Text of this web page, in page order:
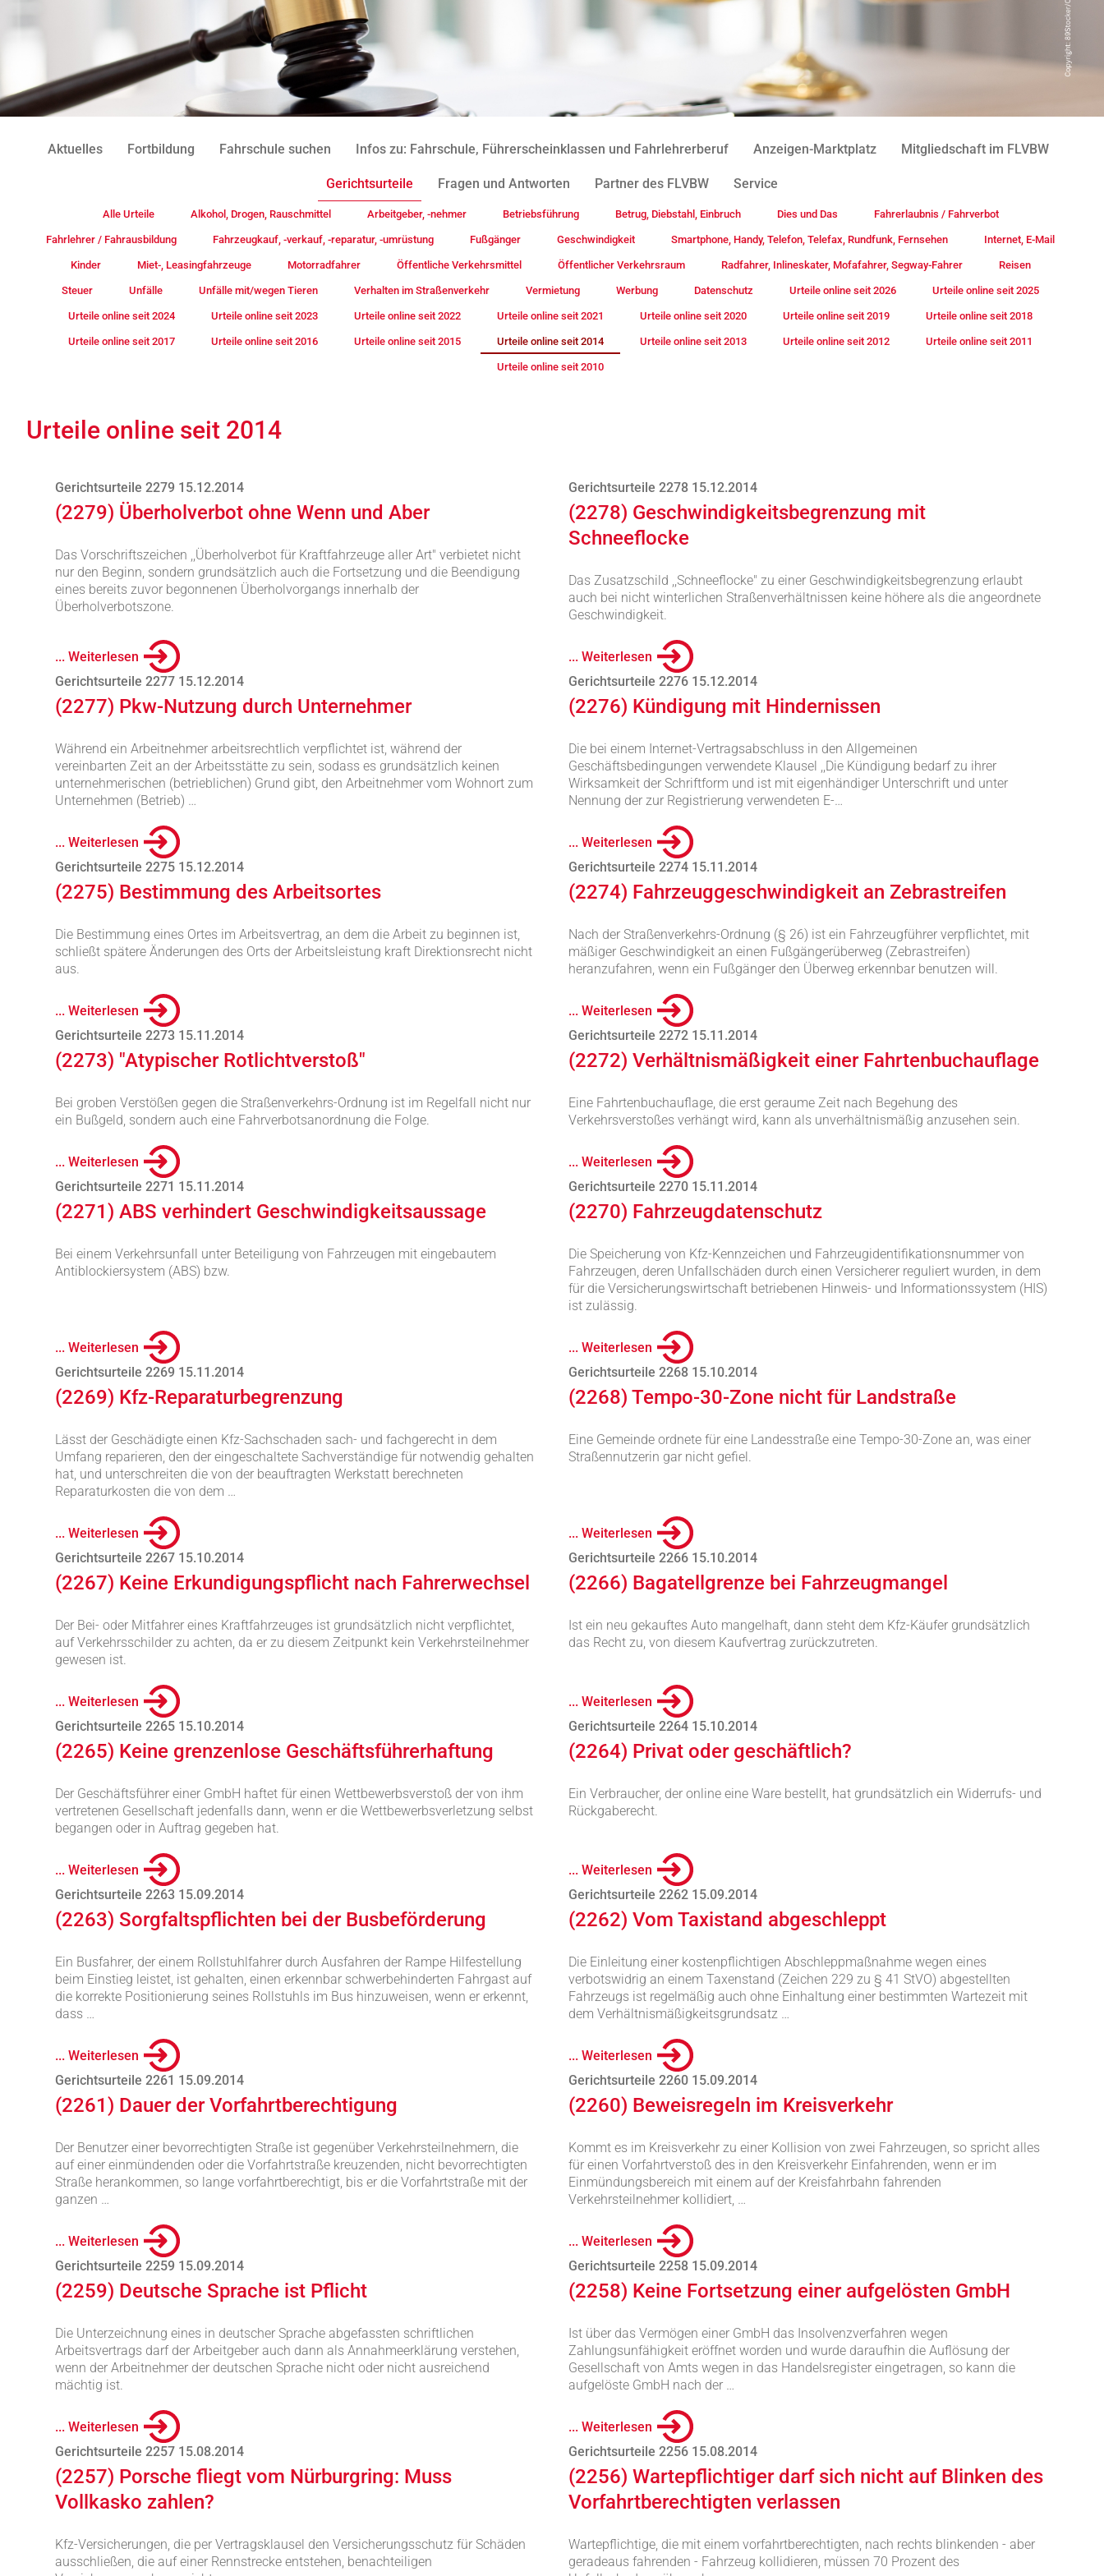
Aktuelles Fortbildung Fahrschule suchen Infos zu: Fahrschule, Führerscheinklassen und Fahrlehrerberuf Anzeigen-Marktplatz Mitgliedschaft im FLVBW
Gerichtsurteile Fragen und Antworten Partner des FLVBW Service
Alle Urteile Alkohol, Drogen, Rauschmittel Arbeitgeber, -nehmer Betriebsführung Betrug, Diebstahl, Einbruch Dies und Das Fahrerlaubnis / Fahrverbot
Fahrlehrer / Fahrausbildung Fahrzeugkauf, -verkauf, -reparatur, -umrüstung Fußgänger Geschwindigkeit Smartphone, Handy, Telefon, Telefax, Rundfunk, Fernsehen Internet, E-Mail
Kinder Miet-, Leasingfahrzeuge Motorradfahrer Öffentliche Verkehrsmittel Öffentlicher Verkehrsraum Radfahrer, Inlineskater, Mofafahrer, Segway-Fahrer Reisen
Steuer Unfälle Unfälle mit/wegen Tieren Verhalten im Straßenverkehr Vermietung Werbung Datenschutz Urteile online seit 2026 Urteile online seit 2025
Urteile online seit 2024 Urteile online seit 2023 Urteile online seit 2022 Urteile online seit 2021 Urteile online seit 2020 Urteile online seit 2019 Urteile online seit 2018
Urteile online seit 2017 Urteile online seit 2016 Urteile online seit 2015 Urteile online seit 2014 Urteile online seit 2013 Urteile online seit 2012 Urteile online seit 2011
Urteile online seit 2010
Urteile online seit 2014
Gerichtsurteile 2279 15.12.2014
(2279) Überholverbot ohne Wenn und Aber
Das Vorschriftszeichen ,,Überholverbot für Kraftfahrzeuge aller Art" verbietet nicht
nur den Beginn, sondern grundsätzlich auch die Fortsetzung und die Beendigung
eines bereits zuvor begonnenen Überholvorgangs innerhalb der
Überholverbotszone.
... Weiterlesen
Gerichtsurteile 2278 15.12.2014
(2278) Geschwindigkeitsbegrenzung mit
Schneeflocke
Das Zusatzschild ,,Schneeflocke" zu einer Geschwindigkeitsbegrenzung erlaubt
auch bei nicht winterlichen Straßenverhältnissen keine höhere als die angeordnete
Geschwindigkeit.
... Weiterlesen
Gerichtsurteile 2277 15.12.2014
(2277) Pkw-Nutzung durch Unternehmer
Während ein Arbeitnehmer arbeitsrechtlich verpflichtet ist, während der
vereinbarten Zeit an der Arbeitsstätte zu sein, sodass es grundsätzlich keinen
unternehmerischen (betrieblichen) Grund gibt, den Arbeitnehmer vom Wohnort zum
Unternehmen (Betrieb) …
... Weiterlesen
Gerichtsurteile 2276 15.12.2014
(2276) Kündigung mit Hindernissen
Die bei einem Internet-Vertragsabschluss in den Allgemeinen
Geschäftsbedingungen verwendete Klausel ,,Die Kündigung bedarf zu ihrer
Wirksamkeit der Schriftform und ist mit eigenhändiger Unterschrift und unter
Nennung der zur Registrierung verwendeten E-…
... Weiterlesen
Gerichtsurteile 2275 15.12.2014
(2275) Bestimmung des Arbeitsortes
Die Bestimmung eines Ortes im Arbeitsvertrag, an dem die Arbeit zu beginnen ist,
schließt spätere Änderungen des Orts der Arbeitsleistung kraft Direktionsrecht nicht
aus.
... Weiterlesen
Gerichtsurteile 2274 15.11.2014
(2274) Fahrzeuggeschwindigkeit an Zebrastreifen
Nach der Straßenverkehrs-Ordnung (§ 26) ist ein Fahrzeugführer verpflichtet, mit
mäßiger Geschwindigkeit an einen Fußgängerüberweg (Zebrastreifen)
heranzufahren, wenn ein Fußgänger den Überweg erkennbar benutzen will.
... Weiterlesen
Gerichtsurteile 2273 15.11.2014
(2273) "Atypischer Rotlichtverstoß"
Bei groben Verstößen gegen die Straßenverkehrs-Ordnung ist im Regelfall nicht nur
ein Bußgeld, sondern auch eine Fahrverbotsanordnung die Folge.
... Weiterlesen
Gerichtsurteile 2272 15.11.2014
(2272) Verhältnismäßigkeit einer Fahrtenbuchauflage
Eine Fahrtenbuchauflage, die erst geraume Zeit nach Begehung des
Verkehrsverstoßes verhängt wird, kann als unverhältnismäßig anzusehen sein.
... Weiterlesen
Gerichtsurteile 2271 15.11.2014
(2271) ABS verhindert Geschwindigkeitsaussage
Bei einem Verkehrsunfall unter Beteiligung von Fahrzeugen mit eingebautem
Antiblockiersystem (ABS) bzw.
... Weiterlesen
Gerichtsurteile 2270 15.11.2014
(2270) Fahrzeugdatenschutz
Die Speicherung von Kfz-Kennzeichen und Fahrzeugidentifikationsnummer von
Fahrzeugen, deren Unfallschäden durch einen Versicherer reguliert wurden, in dem
für die Versicherungswirtschaft betriebenen Hinweis- und Informationssystem (HIS)
ist zulässig.
... Weiterlesen
Gerichtsurteile 2269 15.11.2014
(2269) Kfz-Reparaturbegrenzung
Lässt der Geschädigte einen Kfz-Sachschaden sach- und fachgerecht in dem
Umfang reparieren, den der eingeschaltete Sachverständige für notwendig gehalten
hat, und unterschreiten die von der beauftragten Werkstatt berechneten
Reparaturkosten die von dem …
... Weiterlesen
Gerichtsurteile 2268 15.10.2014
(2268) Tempo-30-Zone nicht für Landstraße
Eine Gemeinde ordnete für eine Landesstraße eine Tempo-30-Zone an, was einer
Straßennutzerin gar nicht gefiel.
... Weiterlesen
Gerichtsurteile 2267 15.10.2014
(2267) Keine Erkundigungspflicht nach Fahrerwechsel
Der Bei- oder Mitfahrer eines Kraftfahrzeuges ist grundsätzlich nicht verpflichtet,
auf Verkehrsschilder zu achten, da er zu diesem Zeitpunkt kein Verkehrsteilnehmer
gewesen ist.
... Weiterlesen
Gerichtsurteile 2266 15.10.2014
(2266) Bagatellgrenze bei Fahrzeugmangel
Ist ein neu gekauftes Auto mangelhaft, dann steht dem Kfz-Käufer grundsätzlich
das Recht zu, von diesem Kaufvertrag zurückzutreten.
... Weiterlesen
Gerichtsurteile 2265 15.10.2014
(2265) Keine grenzenlose Geschäftsführerhaftung
Der Geschäftsführer einer GmbH haftet für einen Wettbewerbsverstoß der von ihm
vertretenen Gesellschaft jedenfalls dann, wenn er die Wettbewerbsverletzung selbst
begangen oder in Auftrag gegeben hat.
... Weiterlesen
Gerichtsurteile 2264 15.10.2014
(2264) Privat oder geschäftlich?
Ein Verbraucher, der online eine Ware bestellt, hat grundsätzlich ein Widerrufs- und
Rückgaberecht.
... Weiterlesen
Gerichtsurteile 2263 15.09.2014
(2263) Sorgfaltspflichten bei der Busbeförderung
Ein Busfahrer, der einem Rollstuhlfahrer durch Ausfahren der Rampe Hilfestellung
beim Einstieg leistet, ist gehalten, einen erkennbar schwerbehinderten Fahrgast auf
die korrekte Positionierung seines Rollstuhls im Bus hinzuweisen, wenn er erkennt,
dass …
... Weiterlesen
Gerichtsurteile 2262 15.09.2014
(2262) Vom Taxistand abgeschleppt
Die Einleitung einer kostenpflichtigen Abschleppmaßnahme wegen eines
verbotswidrig an einem Taxenstand (Zeichen 229 zu § 41 StVO) abgestellten
Fahrzeugs ist regelmäßig auch ohne Einhaltung einer bestimmten Wartezeit mit
dem Verhältnismäßigkeitsgrundsatz …
... Weiterlesen
Gerichtsurteile 2261 15.09.2014
(2261) Dauer der Vorfahrtberechtigung
Der Benutzer einer bevorrechtigten Straße ist gegenüber Verkehrsteilnehmern, die
auf einer einmündenden oder die Vorfahrtstraße kreuzenden, nicht bevorrechtigten
Straße herankommen, so lange vorfahrtberechtigt, bis er die Vorfahrtstraße mit der
ganzen …
... Weiterlesen
Gerichtsurteile 2260 15.09.2014
(2260) Beweisregeln im Kreisverkehr
Kommt es im Kreisverkehr zu einer Kollision von zwei Fahrzeugen, so spricht alles
für einen Vorfahrtverstoß des in den Kreisverkehr Einfahrenden, wenn er im
Einmündungsbereich mit einem auf der Kreisfahrbahn fahrenden
Verkehrsteilnehmer kollidiert, …
... Weiterlesen
Gerichtsurteile 2259 15.09.2014
(2259) Deutsche Sprache ist Pflicht
Die Unterzeichnung eines in deutscher Sprache abgefassten schriftlichen
Arbeitsvertrags darf der Arbeitgeber auch dann als Annahmeerklärung verstehen,
wenn der Arbeitnehmer der deutschen Sprache nicht oder nicht ausreichend
mächtig ist.
... Weiterlesen
Gerichtsurteile 2258 15.09.2014
(2258) Keine Fortsetzung einer aufgelösten GmbH
Ist über das Vermögen einer GmbH das Insolvenzverfahren wegen
Zahlungsunfähigkeit eröffnet worden und wurde daraufhin die Auflösung der
Gesellschaft von Amts wegen in das Handelsregister eingetragen, so kann die
aufgelöste GmbH nach der …
... Weiterlesen
Gerichtsurteile 2257 15.08.2014
(2257) Porsche fliegt vom Nürburgring: Muss
Vollkasko zahlen?
Kfz-Versicherungen, die per Vertragsklausel den Versicherungsschutz für Schäden
ausschließen, die auf einer Rennstrecke entstehen, benachteiligen
Gerichtsurteile 2256 15.08.2014
(2256) Wartepflichtiger darf sich nicht auf Blinken des
Vorfahrtberechtigten verlassen
Wartepflichtige, die mit einem vorfahrtberechtigten, nach rechts blinkenden - aber
geradeaus fahrenden - Fahrzeug kollidieren, müssen 70 Prozent des